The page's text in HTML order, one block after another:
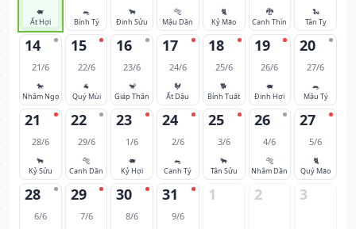
🐖
Ất Hợi
🐀
Bính Tý
🐂
Đinh Sửu
🐅
Mậu Dần
🐈
Kỷ Mão
🐉
Canh Thìn
🐍
Tân Tỵ
14
21/6
🐎
Nhâm Ngọ
15
22/6
🐐
Quý Mùi
16
23/6
🐒
Giáp Thân
17
24/6
🐓
Ất Dậu
18
25/6
🐕
Bính Tuất
19
26/6
🐖
Đinh Hợi
20
27/6
🐀
Mậu Tý
21
28/6
🐂
Kỷ Sửu
22
29/6
🐅
Canh Dần
23
1/6
🐖
Kỷ Hợi
24
2/6
🐀
Canh Tý
25
3/6
🐂
Tân Sửu
26
4/6
🐅
Nhâm Dần
27
5/6
🐈
Quý Mão
28
6/6
29
7/6
30
8/6
31
9/6
1 2 3